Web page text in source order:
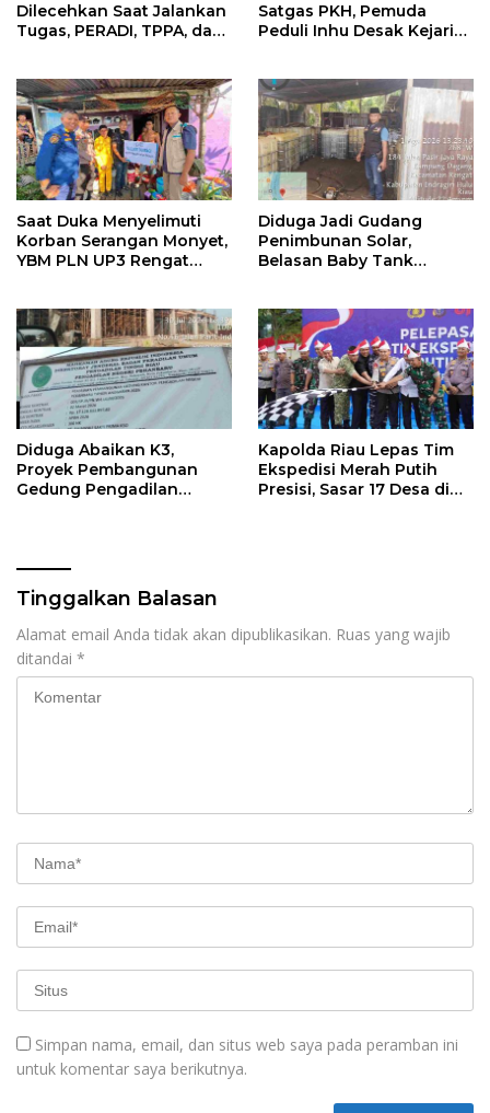
Dilecehkan Saat Jalankan
Tugas, PERADI, TPPA, dan
Bulu
Satgas PKH, Pemuda
Peduli Inhu Desak Kejari
Saat Duka Menyelimuti
Korban Serangan Monyet,
YBM PLN UP3 Rengat
Kemanusiaan
Diduga Jadi Gudang
Penimbunan Solar,
Belasan Baby Tank
Diduga Abaikan K3,
Proyek Pembangunan
Gedung Pengadilan
Kapolda Riau Lepas Tim
Ekspedisi Merah Putih
Presisi, Sasar 17 Desa di
Tinggalkan Balasan
Alamat email Anda tidak akan dipublikasikan. Ruas yang wajib
ditandai *
Simpan nama, email, dan situs web saya pada peramban ini
untuk komentar saya berikutnya.